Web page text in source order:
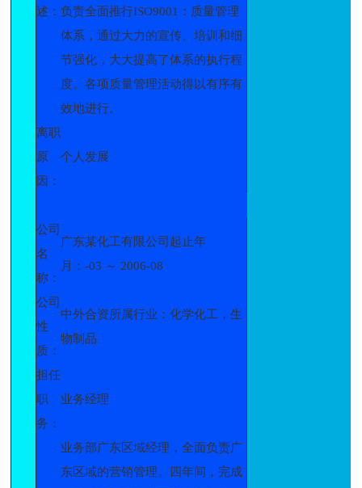
述：负责全面推行ISO9001：质量管理
体系，通过大力的宣传、培训和细
节强化，大大提高了体系的执行程
度。各项质量管理活动得以有序有
效地进行。
离职
原
因：
个人发展
公司
名
称：
广东某化工有限公司起止年
月：-03 ～ 2006-08
公司
性
质：
中外合资所属行业：化学化工，生
物制品
担任
职
务：
业务经理
业务部广东区域经理，全面负责广
东区域的营销管理。四年间，完成